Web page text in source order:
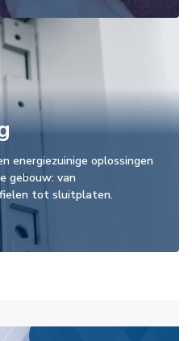
energiezuinige oplossingen
gebouw: van
tot sluitplaten.